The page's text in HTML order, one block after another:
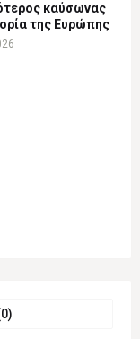
καύσωνας
της Ευρώπης